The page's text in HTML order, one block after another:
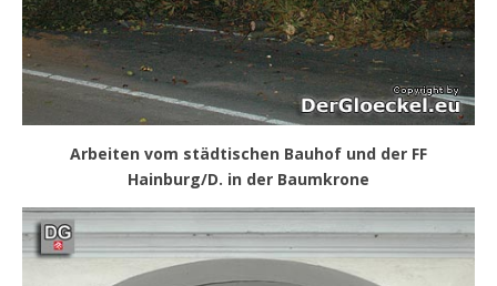
Arbeiten vom städtischen Bauhof und der FF
Hainburg/D. in der Baumkrone